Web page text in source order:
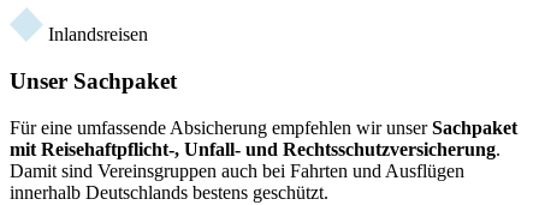
Inlandsreisen
Unser Sachpaket
Für eine umfassende Absicherung empfehlen wir unserSachpaket
mit Reisehaftpflicht-, Unfall- und Rechtsschutzversicherung.
Damit sind Vereinsgruppen auch bei Fahrten und Ausflügen
innerhalb Deutschlands bestens geschützt.